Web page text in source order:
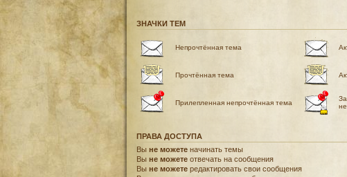
ЗНАЧКИ ТЕМ
Непрочтённая тема
Прочтённая тема
Прилепленная непрочтённая тема
ПРАВА ДОСТУПА
Вы не можете начинать темы
Вы не можете отвечать на сообщения
Вы не можете редактировать свои сообщения